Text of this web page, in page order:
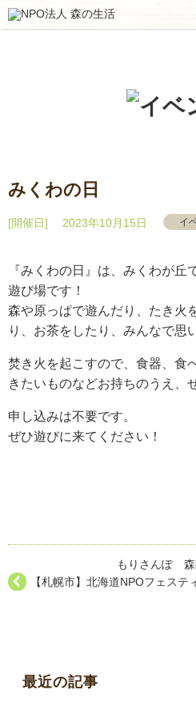
みくわの日
[開催日] 2023年10月15日 イ
『みくわの日』は、みくわが丘
遊び場です！
森や原っぱで遊んだり、たき火
り、お茶をしたり、みんなで思
焚き火を起こすので、食器、食
きたいものなどお持ちのうえ、
申し込みは不要です。
ぜひ遊びに来てください！
もりさんぽ 森
【札幌市】北海道NPOフェステ
最近の記事